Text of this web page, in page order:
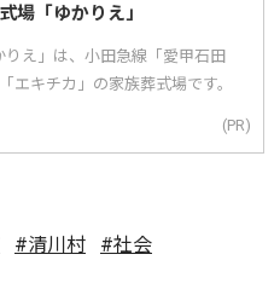
場「ゆかりえ」
え」は、小田急線「愛甲石田
エキチカ」の家族葬式場です。
(PR)
#清川村 #社会